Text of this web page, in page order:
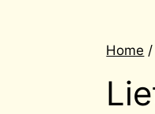
Home /